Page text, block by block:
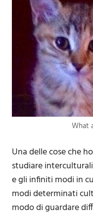
What
Una delle cose che
studiare
e gli infiniti modi in
modi determinati
modo di guardare